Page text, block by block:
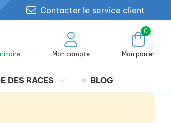
Contacter le service client
Mon compte
0
Mon panier
DES RACES BLOG